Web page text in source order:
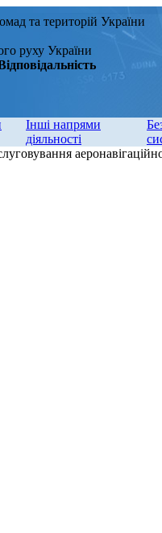
та територій України
руху України
Інші напрями
діяльності